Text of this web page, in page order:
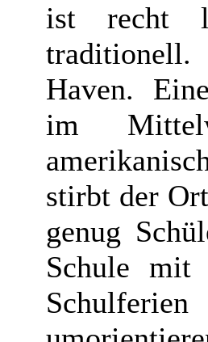
ist recht
Haven.
im
stirbt der
genug
Schule mit